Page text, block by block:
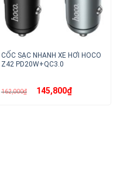
CỐC SẠC NHANH XE HƠI HOCO
Z42 PD20W+QC3.0
162,000₫ Giá
gốc145,800₫Giá